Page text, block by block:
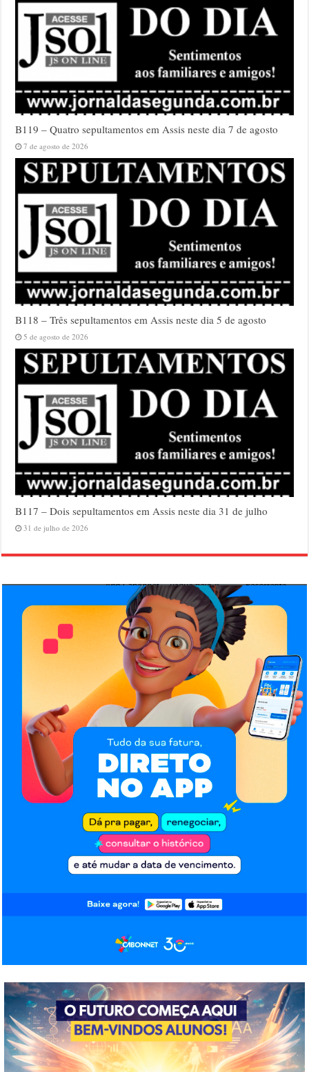
B119 – Quatro sepultamentos em Assis neste dia 7 de agosto
7 de agosto de 2026
B118 – Três sepultamentos em Assis neste dia 5 de agosto
5 de agosto de 2026
B117 – Dois sepultamentos em Assis neste dia 31 de julho
31 de julho de 2026